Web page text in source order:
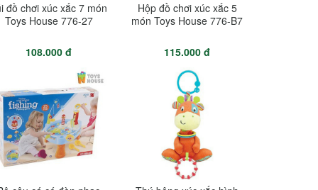
đồ chơi xúc xắc 7 món
Toys House 776-27
108.000 đ
Hộp đồ chơi xúc xắc 5
món Toys House 776-B7
115.000 đ